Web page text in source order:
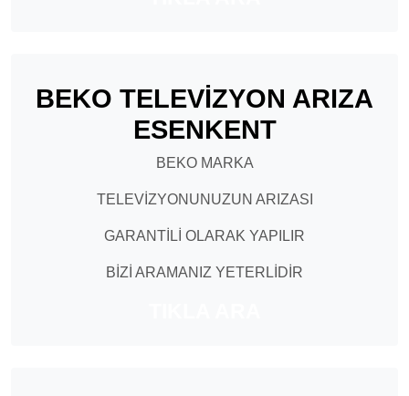
BEKO TELEVİZYON ARIZA
ESENKENT
BEKO MARKA
TELEVİZYONUNUZUN ARIZASI
GARANTİLİ OLARAK YAPILIR
BİZİ ARAMANIZ YETERLİDİR